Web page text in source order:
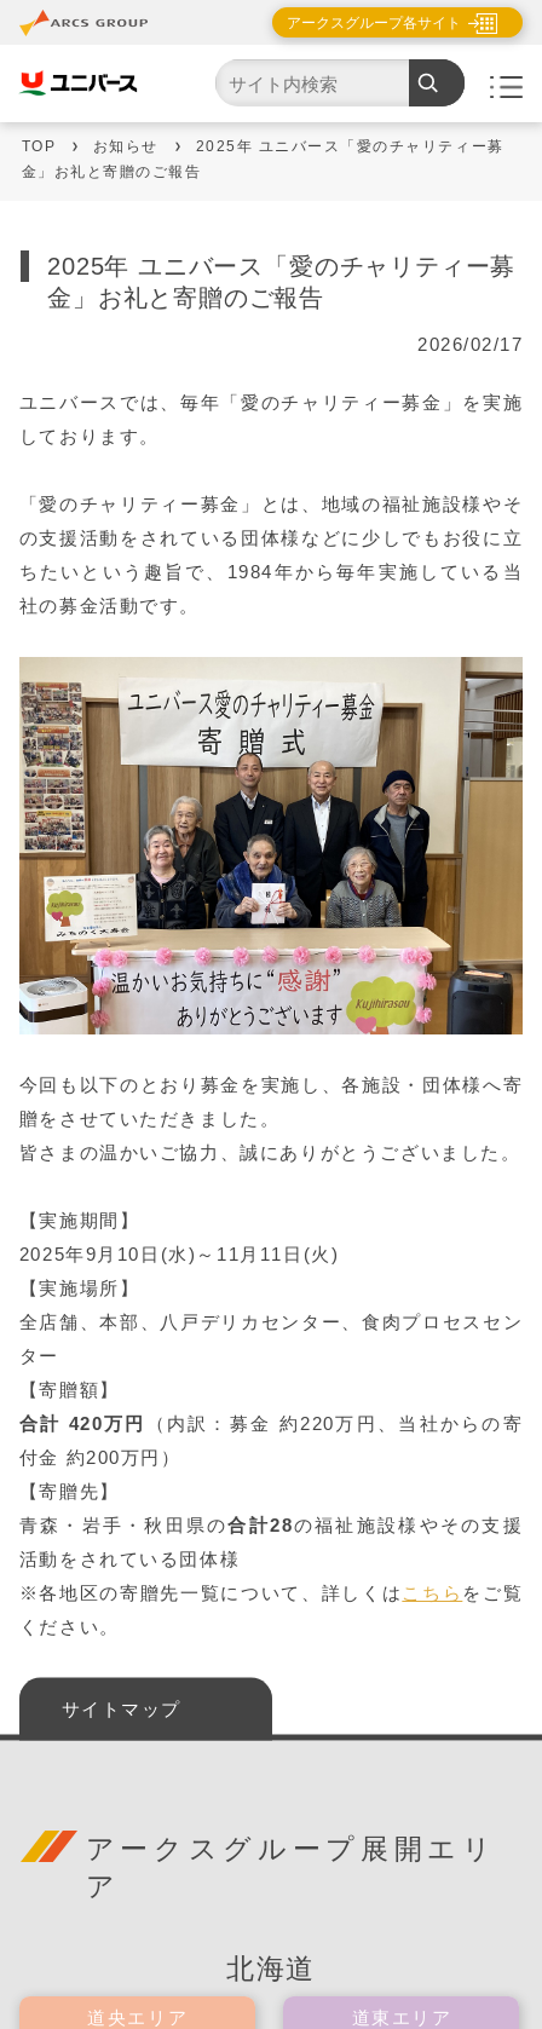
アークスグループ各サイト
TOP お知らせ
2025年 ユニバース「愛のチャリティー募
金」お礼と寄贈のご報告
2025年 ユニバース「愛のチャリティー募
金」お礼と寄贈のご報告
2026/02/17
ユニバースでは、毎年「愛のチャリティー募金」を実施
しております。
「愛のチャリティー募金」とは、地域の福祉施設様やそ
の支援活動をされている団体様などに少しでもお役に立
ちたいという趣旨で、1984年から毎年実施している当
社の募金活動です。
今回も以下のとおり募金を実施し、各施設・団体様へ寄
贈をさせていただきました。
皆さまの温かいご協力、誠にありがとうございました。
【実施期間】
2025年9月10日(水)～11月11日(火)
【実施場所】
全店舗、本部、八戸デリカセンター、食肉プロセスセン
ター
【寄贈額】
合計 420万円
（内訳：募金 約220万円、当社からの寄
付金 約200万円）
【寄贈先】
青森・岩手・秋田県の合計28の福祉施設様やその支援
活動をされている団体様
※各地区の寄贈先一覧について、詳しくは こちら をご覧
ください。
サイトマップ
アークスグループ展開エリ
ア
北海道
道央エリア 道東エリア